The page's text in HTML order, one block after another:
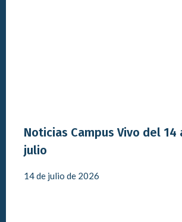
Noticias Campus Vivo del 14
julio
14 de julio de 2026